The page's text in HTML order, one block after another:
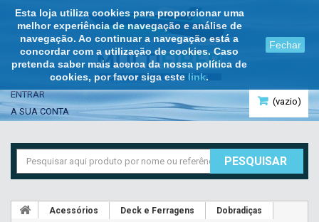
Esta loja utiliza cookies para proporcionar uma
melhor experiência de navegação e análise de
navegação. Ao continuar a navegação está a
concordar com a utilização de cookies. Caso
pretenda saber mais acerca da nossa política de
cookies, por favor siga este link.
Fechar
(vazio)
ENTRAR
A SUA CONTA
PESQUISAR
Acessórios Deck e Ferragens
Dobradiças